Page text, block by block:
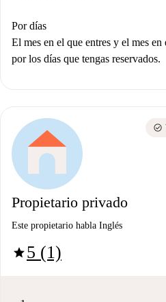
Por días
El mes en el que entres y el mes
por los días que tengas reservados.
Propietario privado
Este propietario habla Inglés
star5 (1)
check_circle